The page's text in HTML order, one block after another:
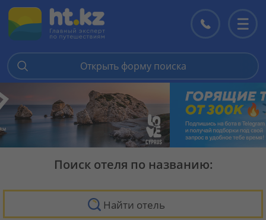
Контакты
Открыть форму поиска
Поиск отеля по названию:
Найти отель